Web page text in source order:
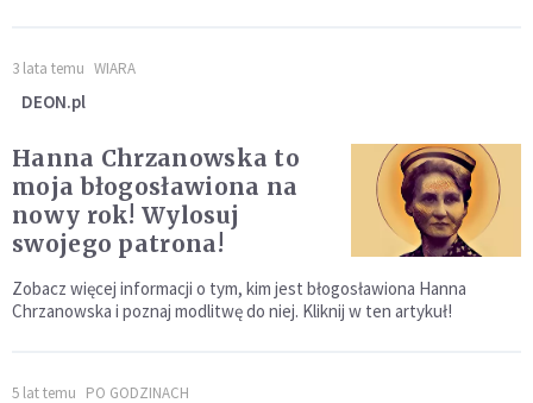
3 lata temu WIARA
DEON.pl
Hanna Chrzanowska to
moja błogosławiona na
nowy rok! Wylosuj
swojego patrona!
Zobacz więcej informacji o tym, kim jest błogosławiona Hanna
Chrzanowska i poznaj modlitwę do niej. Kliknij w ten artykuł!
5 lat temu PO GODZINACH